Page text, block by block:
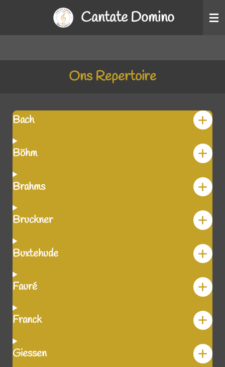
Cantate Domino
Ons Repertoire
Bach
Böhm
Brahms
Bruckner
Buxtehude
Fauré
Franck
Giessen